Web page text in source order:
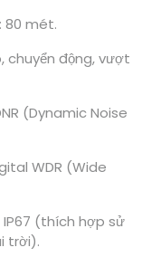
80 mét.
chuyển động, vượt
(Dynamic Noise
WDR (Wide
(thích hợp sử
trời).